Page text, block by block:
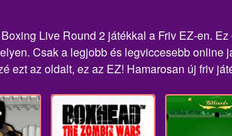
Live Round 2 játékkal a Friv EZ-en.
Csak a legjobb és legviccesebb
ezt az oldalt, ez az EZ! Hamarosan új friv